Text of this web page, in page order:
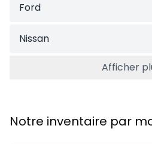
Ford
Nissan
Afficher
Notre inventaire par